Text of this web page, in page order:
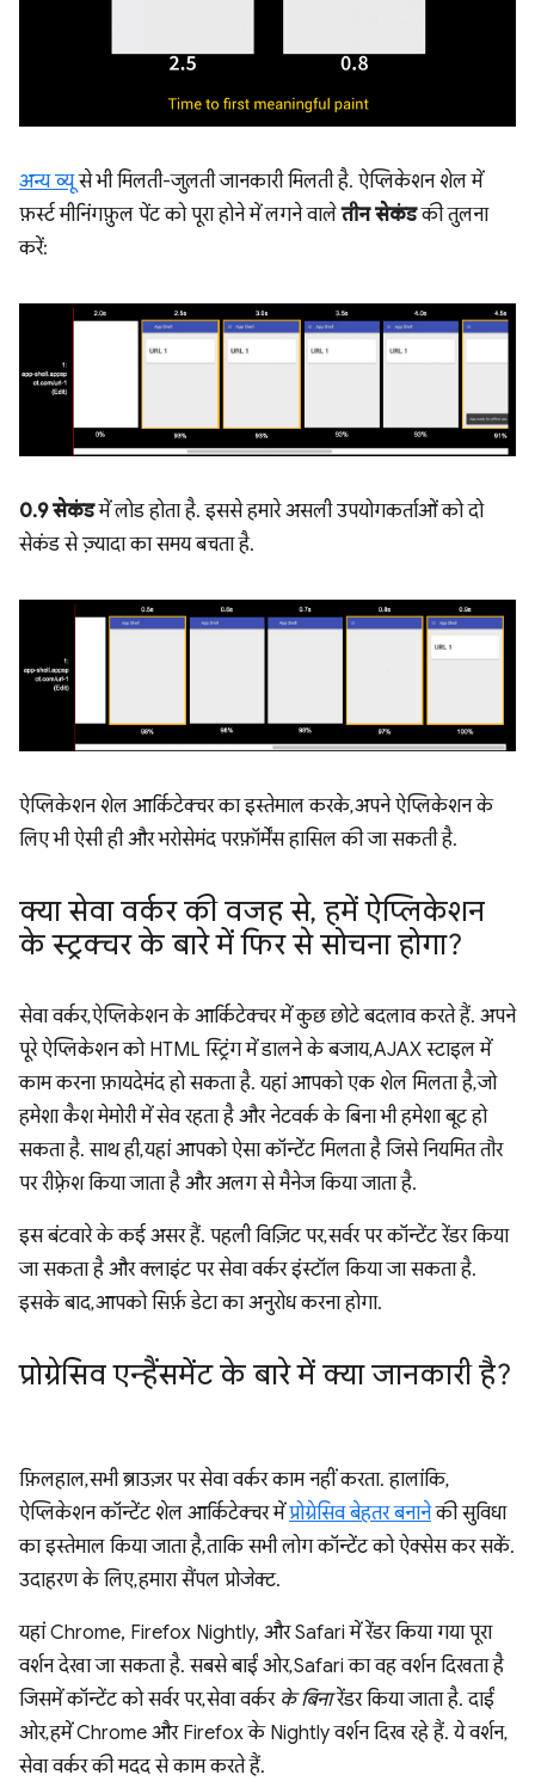
अन्य व्यूसे भी मिलती-जुलती जानकारी मिलती है. ऐप्लिकेशन शेल में
फ़र्स्ट मीनिंगफ़ुल पेंट को पूरा होने में लगने वालेतीन सेकंडकी तुलना
करें:
0.9 सेकंडमें लोड होता है. इससे हमारे असली उपयोगकर्ताओं को दो
सेकंड से ज़्यादा का समय बचता है.
ऐप्लिकेशन शेल आर्किटेक्चर का इस्तेमाल करके, अपने ऐप्लिकेशन के
लिए भी ऐसी ही और भरोसेमंद परफ़ॉर्मेंस हासिल की जा सकती है.
क्या सेवा वर्कर की वजह से, हमें ऐप्लिकेशन
के स्ट्रक्चर के बारे में फिर से सोचना होगा?
सेवा वर्कर, ऐप्लिकेशन के आर्किटेक्चर में कुछ छोटे बदलाव करते हैं. अपने
पूरे ऐप्लिकेशन को HTML स्ट्रिंग में डालने के बजाय, AJAX स्टाइल में
काम करना फ़ायदेमंद हो सकता है. यहां आपको एक शेल मिलता है, जो
हमेशा कैश मेमोरी में सेव रहता है और नेटवर्क के बिना भी हमेशा बूट हो
सकता है. साथ ही, यहां आपको ऐसा कॉन्टेंट मिलता है जिसे नियमित तौर
पर रीफ़्रेश किया जाता है और अलग से मैनेज किया जाता है.
इस बंटवारे के कई असर हैं. पहली विज़िट पर, सर्वर पर कॉन्टेंट रेंडर किया
जा सकता है और क्लाइंट पर सेवा वर्कर इंस्टॉल किया जा सकता है.
इसके बाद, आपको सिर्फ़ डेटा का अनुरोध करना होगा.
प्रोग्रेसिव एन्हैंसमेंट के बारे में क्या जानकारी है?
फ़िलहाल, सभी ब्राउज़र पर सेवा वर्कर काम नहीं करता. हालांकि,
ऐप्लिकेशन कॉन्टेंट शेल आर्किटेक्चर मेंप्रोग्रेसिव बेहतर बनानेकी सुविधा
का इस्तेमाल किया जाता है, ताकि सभी लोग कॉन्टेंट को ऐक्सेस कर सकें.
उदाहरण के लिए, हमारा सैंपल प्रोजेक्ट.
यहां Chrome, Firefox Nightly, और Safari में रेंडर किया गया पूरा
वर्शन देखा जा सकता है. सबसे बाईं ओर, Safari का वह वर्शन दिखता है
जिसमें कॉन्टेंट को सर्वर पर, सेवा वर्कर के बिनारेंडर किया जाता है. दाईं
ओर, हमें Chrome और Firefox के Nightly वर्शन दिख रहे हैं. ये वर्शन,
सेवा वर्कर की मदद से काम करते हैं.